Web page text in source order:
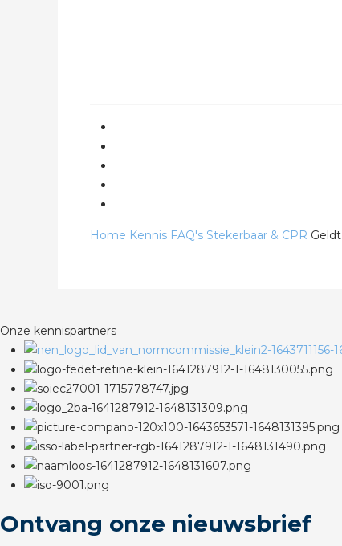
Home Kennis FAQ's Stekerbaar & CPR
Onze kennispartners
Ontvang onze nieuwsbrief